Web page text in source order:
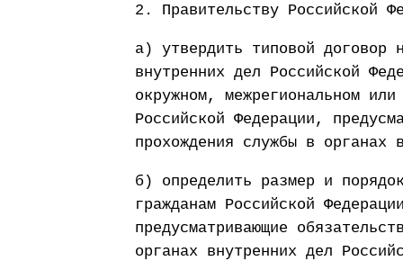
2. Правительству Российской
а) утвердить типовой договор
внутренних дел Российской
окружном, межрегиональном
Российской Федерации,
прохождения службы в органах
б) определить размер и
гражданам Российской
предусматривающие
органах внутренних дел